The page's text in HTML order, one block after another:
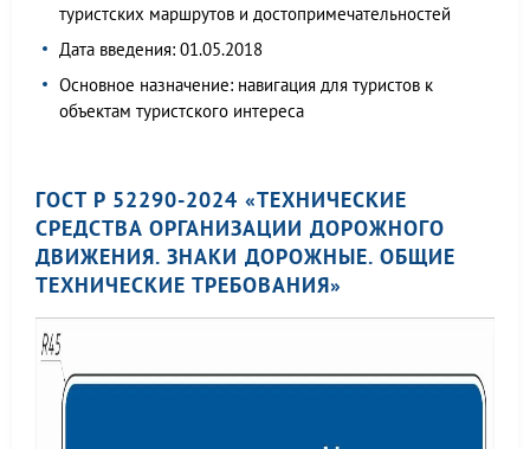
туристских маршрутов и достопримечательностей
Дата введения: 01.05.2018
Основное назначение: навигация для туристов к
объектам туристского интереса
ГОСТ Р 52290-2024 «ТЕХНИЧЕСКИЕ
СРЕДСТВА ОРГАНИЗАЦИИ ДОРОЖНОГО
ДВИЖЕНИЯ. ЗНАКИ ДОРОЖНЫЕ. ОБЩИЕ
ТЕХНИЧЕСКИЕ ТРЕБОВАНИЯ»